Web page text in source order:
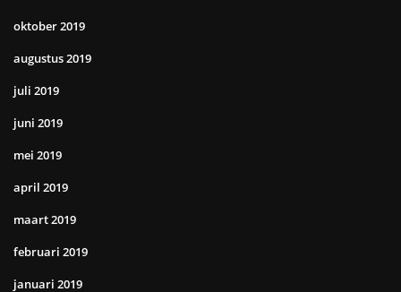
oktober 2019
augustus 2019
juli 2019
juni 2019
mei 2019
april 2019
maart 2019
februari 2019
januari 2019